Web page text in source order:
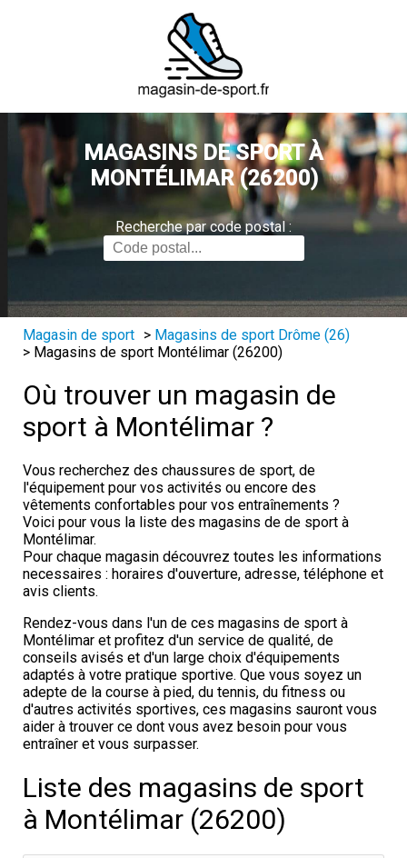
MAGASINS DE SPORT À
MONTÉLIMAR (26200)
Recherche par code postal :
Magasin de sport > Magasins de sport Drôme (26)
> Magasins de sport Montélimar (26200)
Où trouver un magasin de
sport à Montélimar ?
Vous recherchez des chaussures de sport, de
l'équipement pour vos activités ou encore des
vêtements confortables pour vos entraînements ?
Voici pour vous la liste des magasins de de sport à
Montélimar.
Pour chaque magasin découvrez toutes les informations
necessaires : horaires d'ouverture, adresse, téléphone et
avis clients.
Rendez-vous dans l'un de ces magasins de sport à
Montélimar et profitez d'un service de qualité, de
conseils avisés et d'un large choix d'équipements
adaptés à votre pratique sportive. Que vous soyez un
adepte de la course à pied, du tennis, du fitness ou
d'autres activités sportives, ces magasins sauront vous
aider à trouver ce dont vous avez besoin pour vous
entraîner et vous surpasser.
Liste des magasins de sport
à Montélimar (26200)